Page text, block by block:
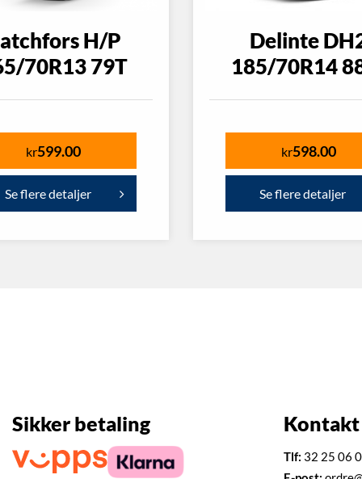
H/P
70R13 79T
kr599.00
Se flere detaljer
Delinte
185/70R14
kr598.00
Se flere detaljer
Sikker betaling Kontakt
Tlf: 32 25 06